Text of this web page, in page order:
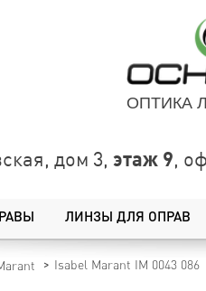
ОПТИКА
дом 3, этаж 9,
ЛИНЗЫ ДЛЯ ОПРАВ
Isabel Marant IM 0043 086